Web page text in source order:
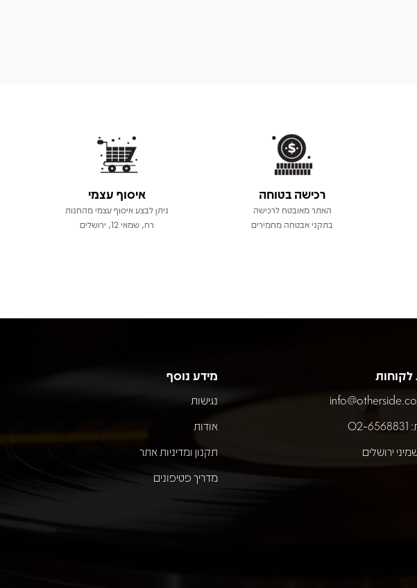
רכישה בטוחה
האתר מאובטח לרכישה
בתקני אבטחה מחמירים
איסוף עצמי
ניתן לבצע איסוף עצמי מהחנות
רח, שמאי 12, ירושלים
לקוחות
ירושלים
מידע נוסף
נגישות
אודות
תקנון ומדיניות אתר
מדריך פטיפונים